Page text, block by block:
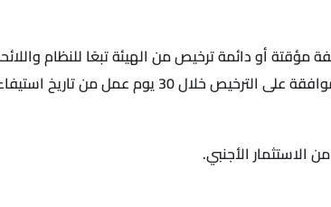
أو دائمة ترخيص من الهيئة تبعًا للنظام
استيفاء الوثائق المطلوبة في هذه اللائحة.
الاستثمار الأجنبي.